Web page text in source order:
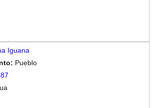
Iguana
Pueblo